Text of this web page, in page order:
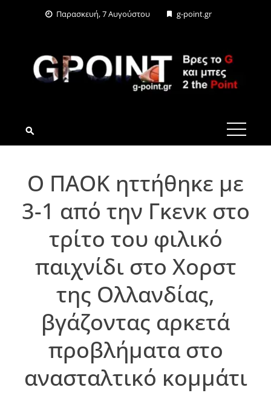
Παρασκευή, 7 Αυγούστου g-point.gr
G-POINT.GR
Ο ΠΑΟΚ ηττήθηκε με
3-1 από την Γκενκ στο
τρίτο του φιλικό
παιχνίδι στο Χορστ
της Ολλανδίας,
βγάζοντας αρκετά
προβλήματα στο
ανασταλτικό κομμάτι